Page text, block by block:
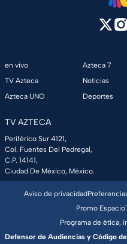
en vivo
TV Azteca
Azteca UNO
Azteca 7
Noticias
Deportes
TV AZTECA
Periférico Sur 4121,
Col. Fuentes Del Pedregal,
C.P. 14141,
Ciudad De México, México.
Aviso de privacidad
Promo Espacio
Programa de ética,
Defensor de Audiencias y Código